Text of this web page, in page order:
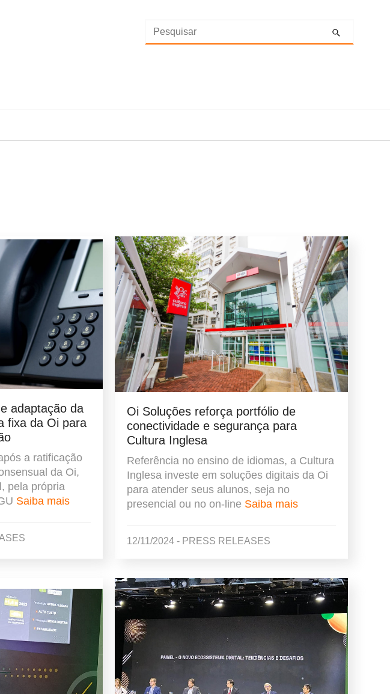
adaptação da
fixa da Oi para
a ratificação
da Oi,
pela própria
Saiba mais
Oi Soluções reforça portfólio de
conectividade e segurança para
Cultura Inglesa
Referência no ensino de idiomas, a Cultura
Inglesa investe em soluções digitais da Oi
para atender seus alunos, seja no
presencial ou no on-line Saiba mais
12/11/2024 - PRESS RELEASES